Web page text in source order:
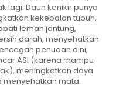
lagi. Daun kenikir punya
kekebalan tubuh,
lemah jantung,
darah, menyehatkan
penuaan dini,
ASI (karena mampu
meningkatkan daya
menyehatkan mata.